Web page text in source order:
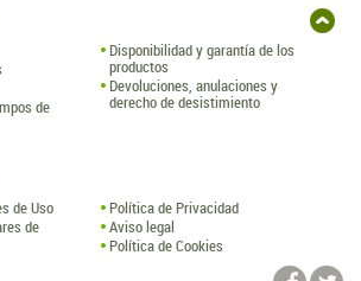
de
Disponibilidad y garantía de los
productos
Devoluciones, anulaciones y
derecho de desistimiento
de Uso
de
Política de Privacidad
Aviso legal
Política de Cookies